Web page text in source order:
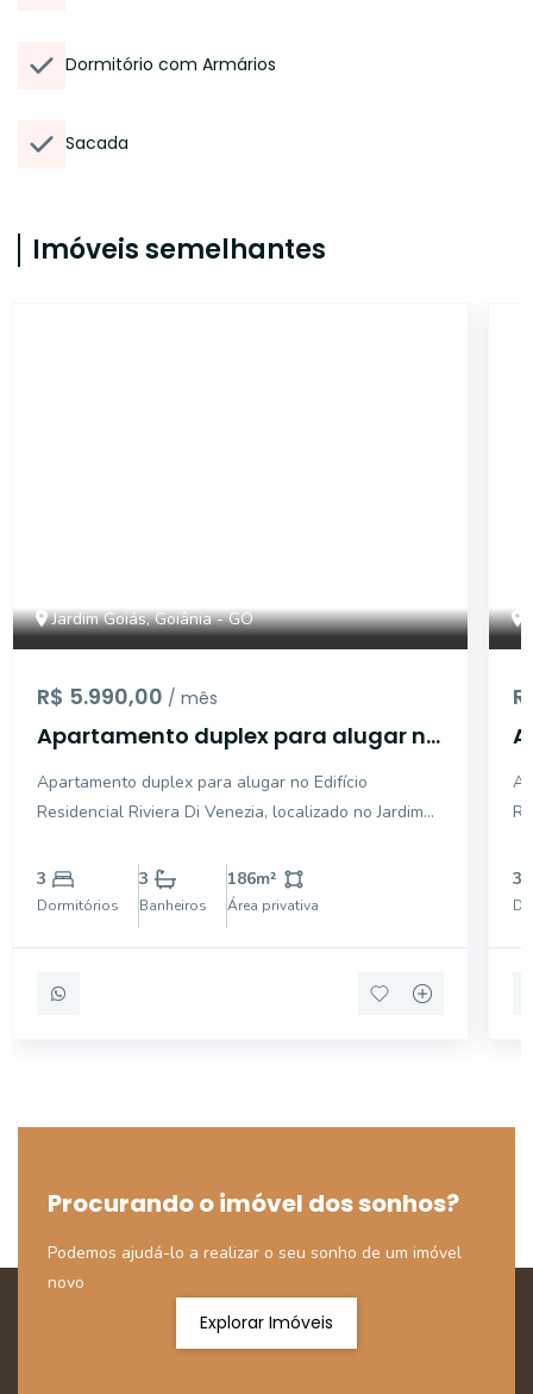
Dormitório com Armários
Sacada
Imóveis semelhantes
Jardim Goiás, Goiânia - GO
R$ 5.990,00 / mês
Apartamento duplex para alugar no
Venezia, localizado no Jardim
Goiás, em Goiânia - GO.
Apartamento duplex para alugar no Edifício
Residencial Riviera Di Venezia, localizado no Jardim
área privativa e está situado no 19º andar. No
pavimento inferior, conta com 3 quartos com
armários plane
3
Dormitórios
3
Banheiros
186m²
Área privativa
3
Procurando o imóvel dos sonhos?
Podemos ajudá-lo a realizar o seu sonho de um imóvel
novo
Explorar Imóveis